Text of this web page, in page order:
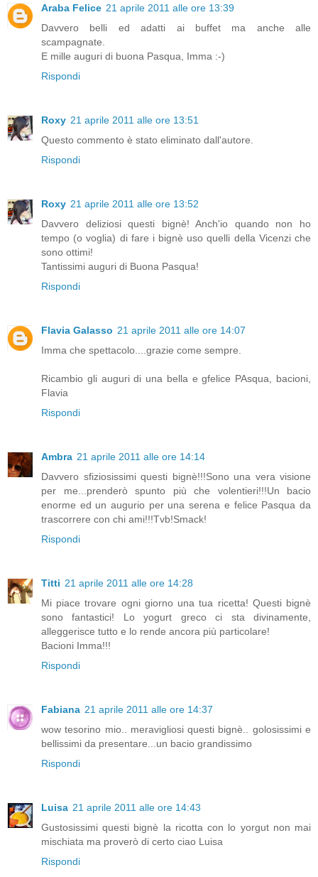
Araba Felice 21 aprile 2011 alle ore 13:39
Davvero belli ed adatti ai buffet ma anche alle
scampagnate.
E mille auguri di buona Pasqua, Imma :-)
Rispondi
Roxy 21 aprile 2011 alle ore 13:51
Questo commento è stato eliminato dall'autore.
Rispondi
Roxy 21 aprile 2011 alle ore 13:52
Davvero deliziosi questi bignè! Anch'io quando non ho
tempo (o voglia) di fare i bignè uso quelli della Vicenzi che
sono ottimi!
Tantissimi auguri di Buona Pasqua!
Rispondi
Flavia Galasso 21 aprile 2011 alle ore 14:07
Imma che spettacolo....grazie come sempre.
Ricambio gli auguri di una bella e gfelice PAsqua, bacioni,
Flavia
Rispondi
Ambra 21 aprile 2011 alle ore 14:14
Davvero sfiziosissimi questi bignè!!!Sono una vera visione
per me...prenderò spunto più che volentieri!!!Un bacio
enorme ed un augurio per una serena e felice Pasqua da
trascorrere con chi ami!!!Tvb!Smack!
Rispondi
Titti 21 aprile 2011 alle ore 14:28
Mi piace trovare ogni giorno una tua ricetta! Questi bignè
sono fantastici! Lo yogurt greco ci sta divinamente,
alleggerisce tutto e lo rende ancora più particolare!
Bacioni Imma!!!
Rispondi
Fabiana 21 aprile 2011 alle ore 14:37
wow tesorino mio.. meravigliosi questi bignè.. golosissimi e
bellissimi da presentare...un bacio grandissimo
Rispondi
Luisa 21 aprile 2011 alle ore 14:43
Gustosissimi questi bignè la ricotta con lo yorgut non mai
mischiata ma proverò di certo ciao Luisa
Rispondi